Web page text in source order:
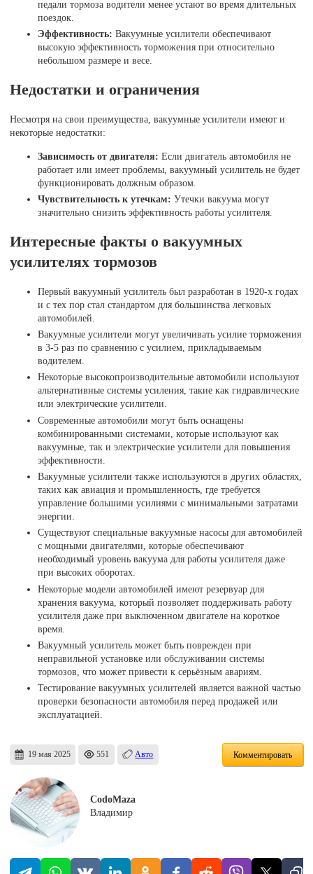
педали тормоза водители менее устают во время длительных
поездок.
Эффективность: Вакуумные усилители обеспечивают
высокую эффективность торможения при относительно
небольшом размере и весе.
Недостатки и ограничения
Несмотря на свои преимущества, вакуумные усилители имеют и
некоторые недостатки:
Зависимость от двигателя: Если двигатель автомобиля не
работает или имеет проблемы, вакуумный усилитель не будет
функционировать должным образом.
Чувствительность к утечкам: Утечки вакуума могут
значительно снизить эффективность работы усилителя.
Интересные факты о вакуумных
усилителях тормозов
Первый вакуумный усилитель был разработан в 1920-х годах
и с тех пор стал стандартом для большинства легковых
автомобилей.
Вакуумные усилители могут увеличивать усилие торможения
в 3-5 раз по сравнению с усилием, прикладываемым
водителем.
Некоторые высокопроизводительные автомобили используют
альтернативные системы усиления, такие как гидравлические
или электрические усилители.
Современные автомобили могут быть оснащены
комбинированными системами, которые используют как
вакуумные, так и электрические усилители для повышения
эффективности.
Вакуумные усилители также используются в других областях,
таких как авиация и промышленность, где требуется
управление большими усилиями с минимальными затратами
энергии.
Существуют специальные вакуумные насосы для автомобилей
с мощными двигателями, которые обеспечивают
необходимый уровень вакуума для работы усилителя даже
при высоких оборотах.
Некоторые модели автомобилей имеют резервуар для
хранения вакуума, который позволяет поддерживать работу
усилителя даже при выключенном двигателе на короткое
время.
Вакуумный усилитель может быть поврежден при
неправильной установке или обслуживании системы
тормозов, что может привести к серьёзным авариям.
Тестирование вакуумных усилителей является важной частью
проверки безопасности автомобиля перед продажей или
эксплуатацией.
19 мая 2025 551 Авто Комментировать
CodoMaza
Владимир